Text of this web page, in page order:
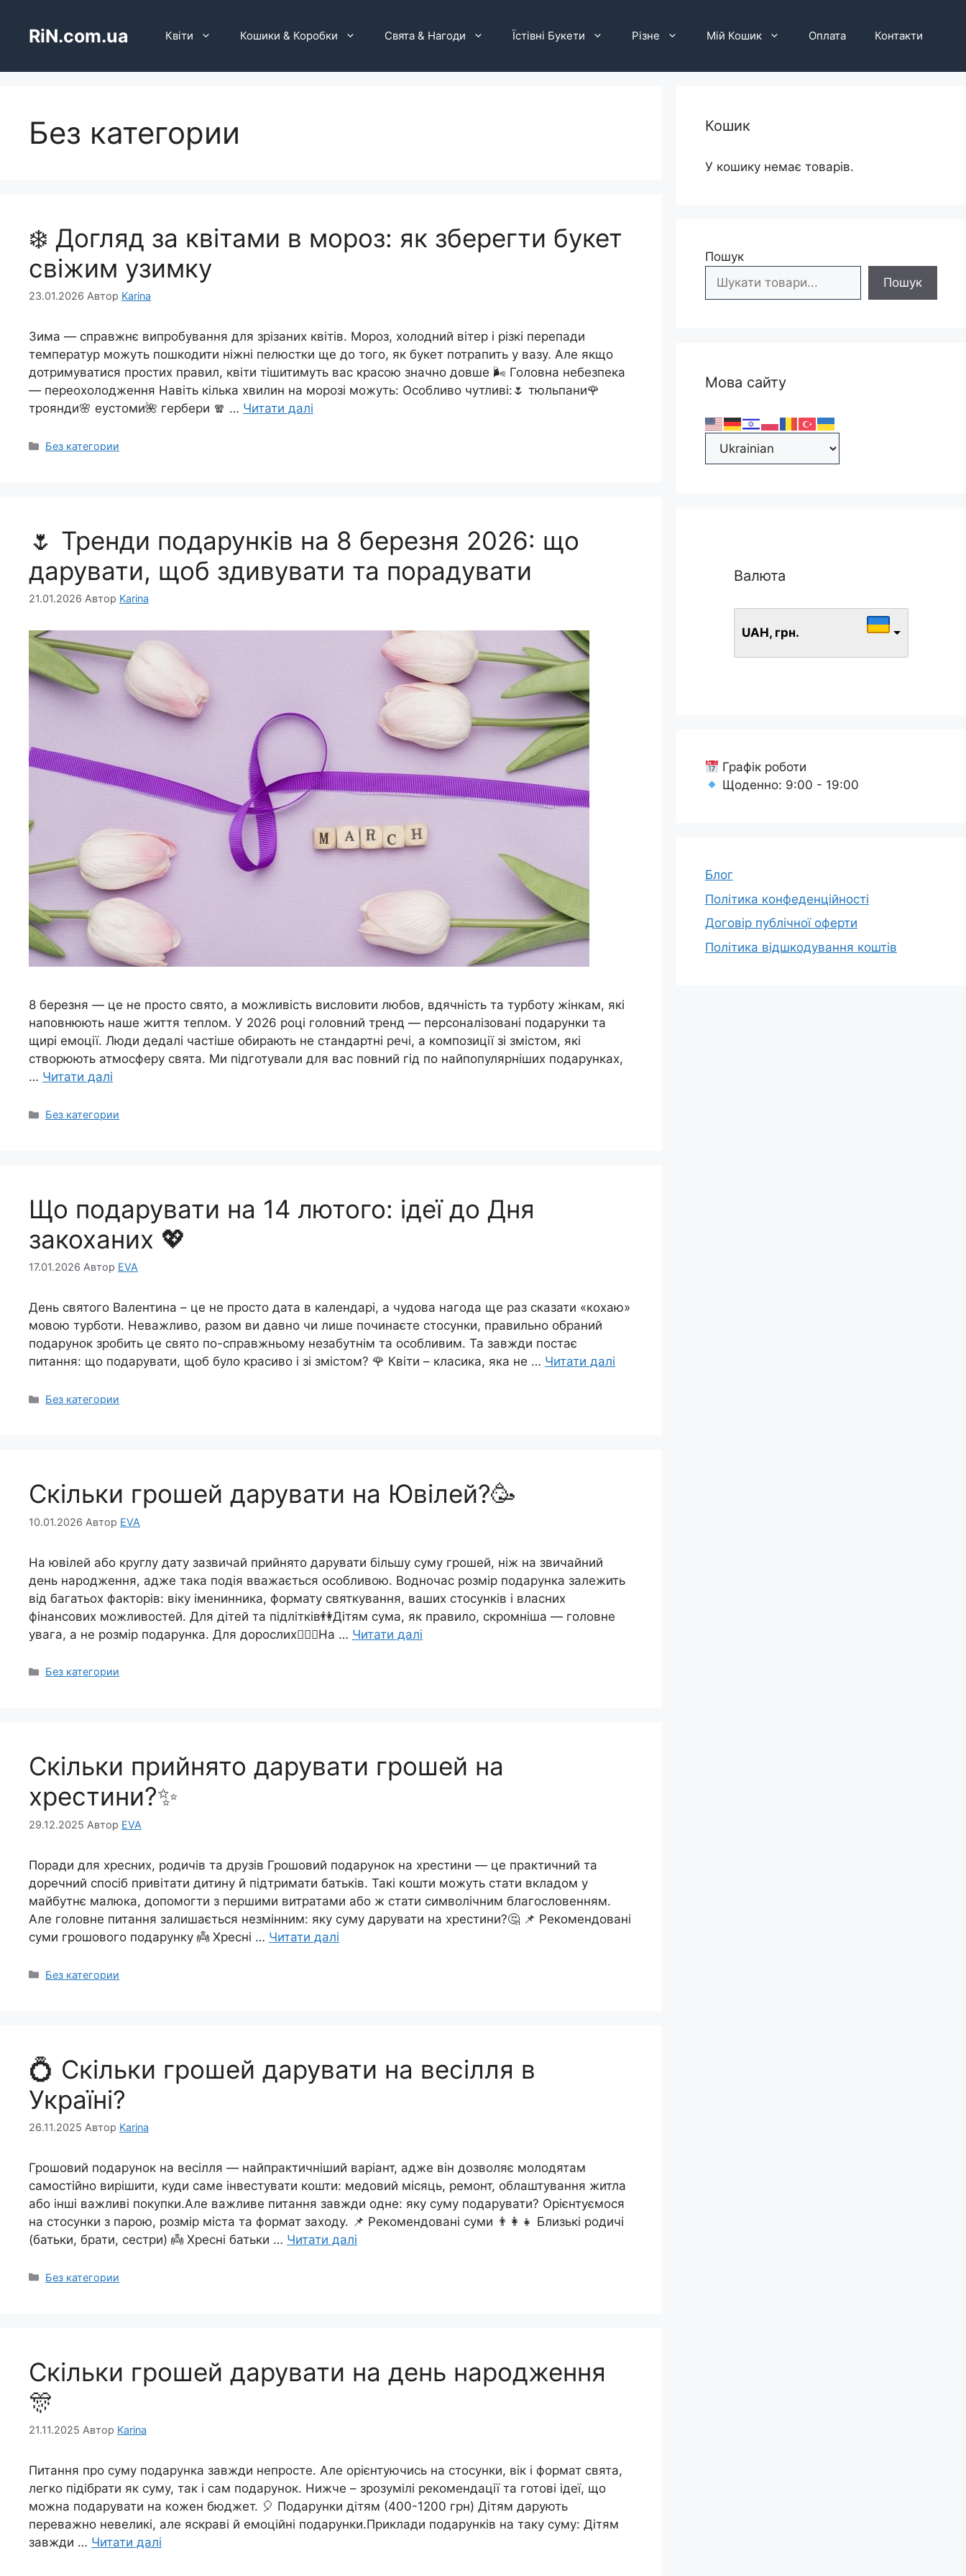
вмістуRiN.com.ua Квіти Кошики & Коробки Свята & Нагоди Їстівні Букети Різне Мій Кошик Оплата Контакти
Без категории
❄️ Догляд за квітами в мороз: як зберегти букет
свіжим узимку
23.01.2026 Автор Karina
Зима — справжнє випробування для зрізаних квітів. Мороз, холодний вітер і різкі перепади
температур можуть пошкодити ніжні пелюстки ще до того, як букет потрапить у вазу. Але якщо
дотримуватися простих правил, квіти тішитимуть вас красою значно довше 🌬️ Головна небезпека
— переохолодження Навіть кілька хвилин на морозі можуть: Особливо чутливі:🌷 тюльпани🌹
троянди🌸 еустоми🌺 гербери 🧣 … Читати далі
Категорії
Без категории
🌷 Тренди подарунків на 8 березня 2026: що
дарувати, щоб здивувати та порадувати
21.01.2026 Автор Karina
8 березня — це не просто свято, а можливість висловити любов, вдячність та турботу жінкам, які
наповнюють наше життя теплом. У 2026 році головний тренд — персоналізовані подарунки та
щирі емоції. Люди дедалі частіше обирають не стандартні речі, а композиції зі змістом, які
створюють атмосферу свята. Ми підготували для вас повний гід по найпопулярніших подарунках,
… Читати далі
Категорії
Без категории
Що подарувати на 14 лютого: ідеї до Дня
закоханих 💖
17.01.2026 Автор EVA
День святого Валентина – це не просто дата в календарі, а чудова нагода ще раз сказати «кохаю»
мовою турботи. Неважливо, разом ви давно чи лише починаєте стосунки, правильно обраний
подарунок зробить це свято по-справжньому незабутнім та особливим. Та завжди постає
питання: що подарувати, щоб було красиво і зі змістом? 🌹 Квіти – класика, яка не … Читати далі
Категорії
Без категории
Скільки грошей дарувати на Ювілей?🥳
10.01.2026 Автор EVA
На ювілей або круглу дату зазвичай прийнято дарувати більшу суму грошей, ніж на звичайний
день народження, адже така подія вважається особливою. Водночас розмір подарунка залежить
від багатьох факторів: віку іменинника, формату святкування, ваших стосунків і власних
фінансових можливостей. Для дітей та підлітків👫Дітям сума, як правило, скромніша — головне
увага, а не розмір подарунка. Для дорослих👩‍❤️‍👨На … Читати далі
Категорії
Без категории
Скільки прийнято дарувати грошей на
хрестини?✨
29.12.2025 Автор EVA
Поради для хресних, родичів та друзів Грошовий подарунок на хрестини — це практичний та
доречний спосіб привітати дитину й підтримати батьків. Такі кошти можуть стати вкладом у
майбутнє малюка, допомогти з першими витратами або ж стати символічним благословенням.
Але головне питання залишається незмінним: яку суму дарувати на хрестини?🤔 📌 Рекомендовані
суми грошового подарунку 👼 Хресні … Читати далі
Категорії
Без категории
💍 Скільки грошей дарувати на весілля в
Україні?
26.11.2025 Автор Karina
Грошовий подарунок на весілля — найпрактичніший варіант, адже він дозволяє молодятам
самостійно вирішити, куди саме інвестувати кошти: медовий місяць, ремонт, облаштування житла
або інші важливі покупки.Але важливе питання завжди одне: яку суму подарувати? Орієнтуємося
на стосунки з парою, розмір міста та формат заходу. 📌 Рекомендовані суми 👨‍👩‍👧 Близькі родичі
(батьки, брати, сестри) 👼 Хресні батьки … Читати далі
Категорії
Без категории
Скільки грошей дарувати на день народження
🎊
21.11.2025 Автор Karina
Питання про суму подарунка завжди непросте. Але орієнтуючись на стосунки, вік і формат свята,
легко підібрати як суму, так і сам подарунок. Нижче – зрозумілі рекомендації та готові ідеї, що
можна подарувати на кожен бюджет. 🎈 Подарунки дітям (400-1200 грн) Дітям дарують
переважно невеликі, але яскраві й емоційні подарунки.Приклади подарунків на таку суму: Дітям
завжди … Читати далі
Кошик
У кошику немає товарів.
Пошук
Пошук
Мова сайту
Валюта
UAH, грн.
Графік роботи
Щоденно: 9:00 - 19:00
Блог
Політика конфеденційності
Договір публічної оферти
Політика відшкодування коштів